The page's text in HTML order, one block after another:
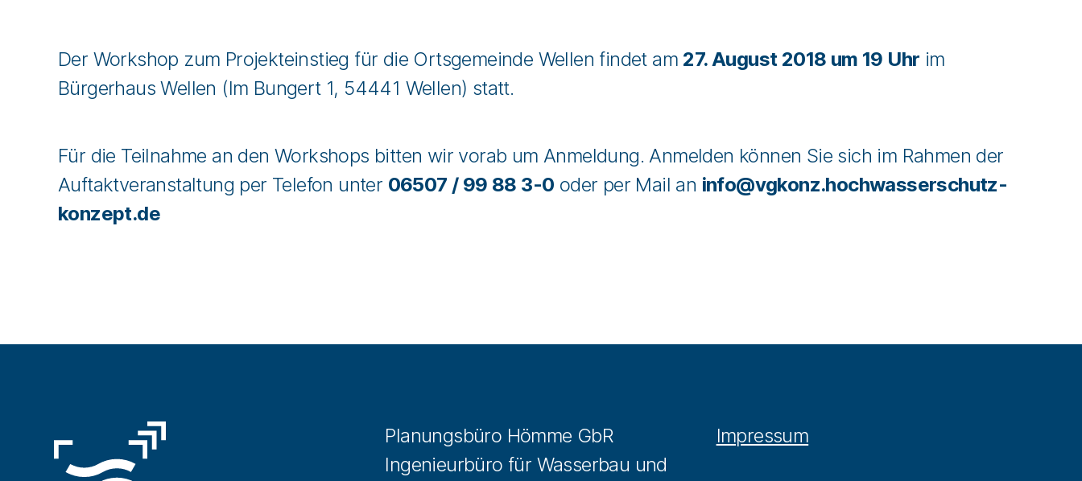
Der Workshop zum Projekteinstieg für die Ortsgemeinde Wellen findet am 27. August 2018 um 19 Uhr im
Bürgerhaus Wellen (Im Bungert 1, 54441 Wellen) statt.
Für die Teilnahme an den Workshops bitten wir vorab um Anmeldung. Anmelden können Sie sich im Rahmen der
Auftaktveranstaltung per Telefon unter 06507 / 99 88 3-0 oder per Mail an info@vgkonz.hochwasserschutz-
konzept.de
Planungsbüro Hömme GbR
Ingenieurbüro für Wasserbau und
Impressum